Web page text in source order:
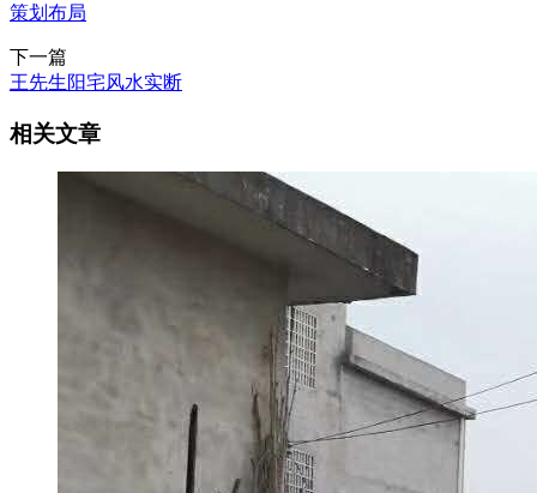
策划布局
下一篇
王先生阳宅风水实断
相关文章